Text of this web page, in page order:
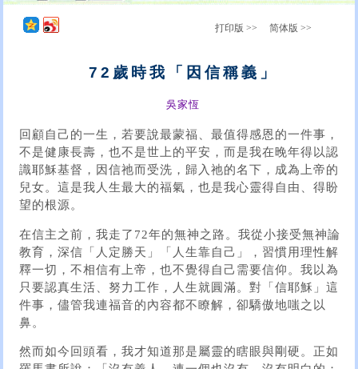
打印版 >> 简体版 >>
72歲時我「因信稱義」
吳家恆
回顧自己的一生，若要說最蒙福、最值得感恩的一件事，
不是健康長壽，也不是世上的平安，而是我在晚年得以認
識耶穌基督，因信祂而受洗，歸入祂的名下，成為上帝的
兒女。這是我人生最大的福氣，也是我心靈得自由、得盼
望的根源。
在信主之前，我走了72年的無神之路。我從小接受無神論
教育，深信「人定勝天」「人生靠自己」，習慣用理性解
釋一切，不相信有上帝，也不覺得自己需要信仰。我以為
只要認真生活、努力工作，人生就圓滿。對「信耶穌」這
件事，儘管我連福音的內容都不瞭解，卻驕傲地嗤之以
鼻。
然而如今回頭看，我才知道那是屬靈的瞎眼與剛硬。正如